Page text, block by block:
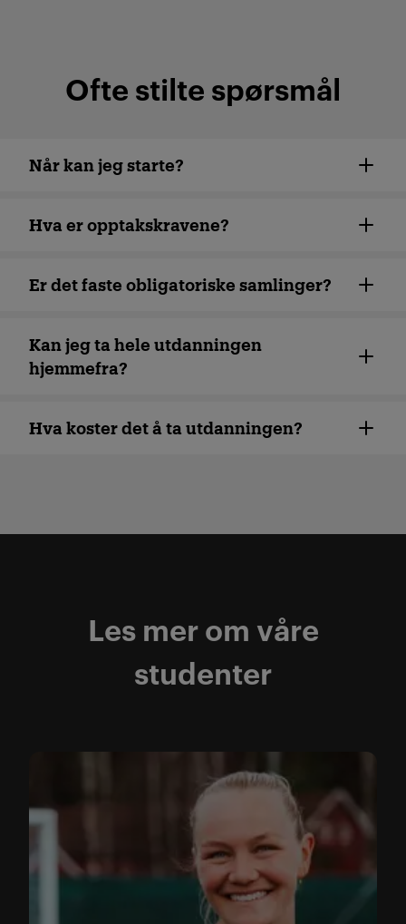
Ofte stilte spørsmål
Når kan jeg starte?
Hva er opptakskravene?
Er det faste obligatoriske samlinger?
Kan jeg ta hele utdanningen
hjemmefra?
Hva koster det å ta utdanningen?
Les mer om våre
studenter